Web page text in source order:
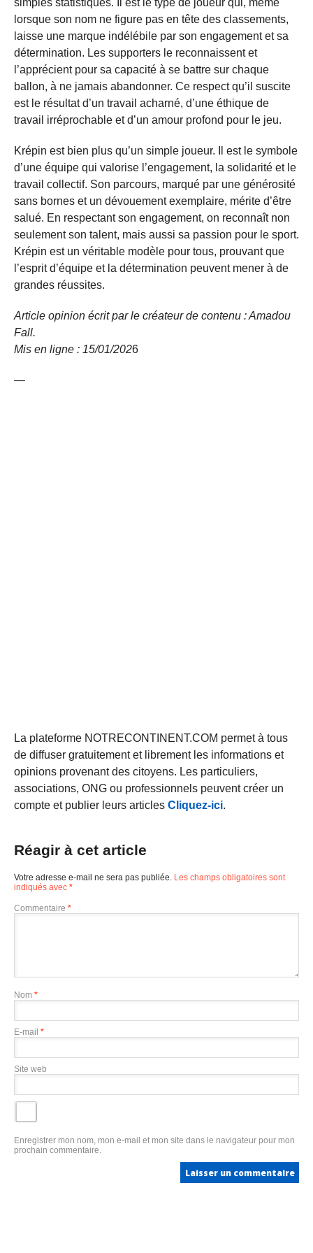
simples statistiques. Il est le type de joueur qui, même
lorsque son nom ne figure pas en tête des classements,
laisse une marque indélébile par son engagement et sa
détermination. Les supporters le reconnaissent et
l’apprécient pour sa capacité à se battre sur chaque
ballon, à ne jamais abandonner. Ce respect qu’il suscite
est le résultat d’un travail acharné, d’une éthique de
travail irréprochable et d’un amour profond pour le jeu.
Krépin est bien plus qu’un simple joueur. Il est le symbole
d’une équipe qui valorise l’engagement, la solidarité et le
travail collectif. Son parcours, marqué par une générosité
sans bornes et un dévouement exemplaire, mérite d’être
salué. En respectant son engagement, on reconnaît non
seulement son talent, mais aussi sa passion pour le sport.
Krépin est un véritable modèle pour tous, prouvant que
l’esprit d’équipe et la détermination peuvent mener à de
grandes réussites.
Article opinion écrit par le créateur de contenu : Amadou
Fall.
Mis en ligne : 15/01/2026
—
La plateforme NOTRECONTINENT.COM permet à tous
de diffuser gratuitement et librement les informations et
opinions provenant des citoyens. Les particuliers,
associations, ONG ou professionnels peuvent créer un
compte et publier leurs articles Cliquez-ici.
Réagir à cet article
Votre adresse e-mail ne sera pas publiée. Les champs obligatoires sont
indiqués avec *
Commentaire *
Nom *
E-mail *
Site web
Enregistrer mon nom, mon e-mail et mon site dans le navigateur pour mon
prochain commentaire.